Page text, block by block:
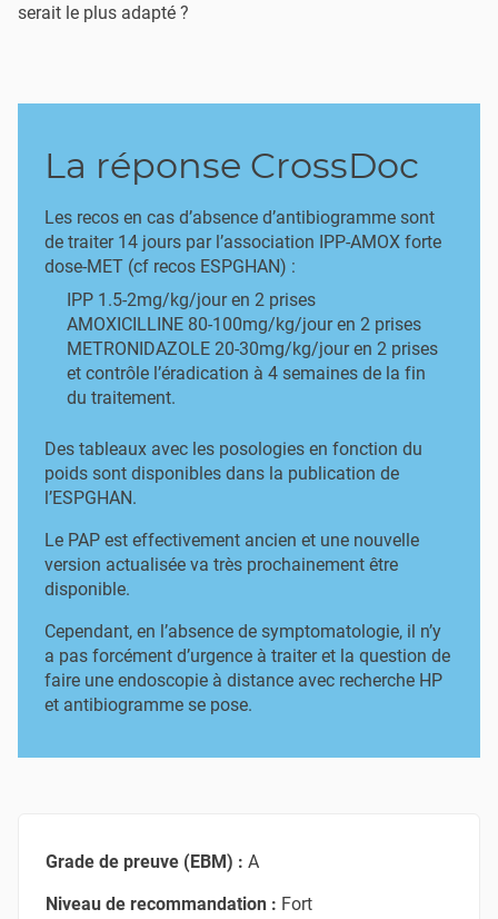
serait le plus adapté ?
La réponse CrossDoc
Les recos en cas d’absence d’antibiogramme sont
de traiter 14 jours par l’association IPP-AMOX forte
dose-MET (cf recos ESPGHAN) :
IPP 1.5-2mg/kg/jour en 2 prises
AMOXICILLINE 80-100mg/kg/jour en 2 prises
METRONIDAZOLE 20-30mg/kg/jour en 2 prises
et contrôle l’éradication à 4 semaines de la fin
du traitement.
Des tableaux avec les posologies en fonction du
poids sont disponibles dans la publication de
l’ESPGHAN.
Le PAP est effectivement ancien et une nouvelle
version actualisée va très prochainement être
disponible.
Cependant, en l’absence de symptomatologie, il n’y
a pas forcément d’urgence à traiter et la question de
faire une endoscopie à distance avec recherche HP
et antibiogramme se pose.
Grade de preuve (EBM) : A
Niveau de recommandation : Fort